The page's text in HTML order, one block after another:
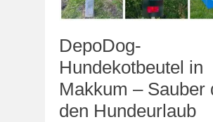
DepoDog-
Hundekotbeutel in
Makkum – Sauber
den Hundeurlaub